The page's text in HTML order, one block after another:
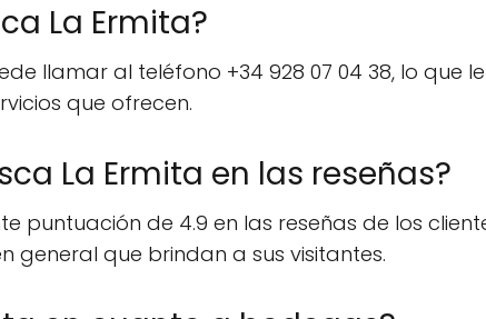
La Ermita?
llamar al teléfono +34 928 07 04 38, lo que
que ofrecen.
La Ermita en las reseñas?
puntuación de 4.9 en las reseñas de los
general que brindan a sus visitantes.